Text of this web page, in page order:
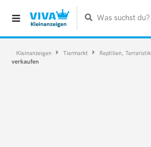
Was suchst du?
Kleinanzeigen Tiermarkt Reptilien, Terraristik
verkaufen